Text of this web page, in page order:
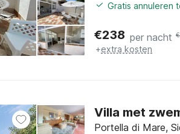
Gratis annuleren
€238 per nacht €
+extra kosten
Villa met
Portella di Mare,